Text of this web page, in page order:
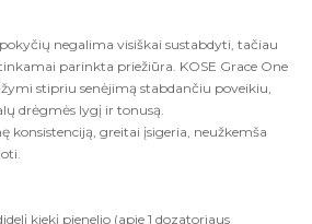
negalima visiškai sustabdyti, tačiau
parinkta priežiūra. KOSE Grace One
stipriu senėjimą stabdančiu poveikiu,
drėgmės lygį ir tonusą.
konsistenciją, greitai įsigeria, neužkemša
kiekį pienelio (apie 1 dozatoriaus